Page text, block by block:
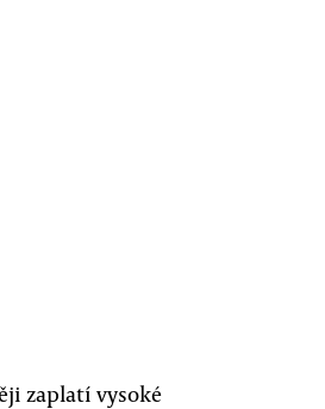
zaplatí vysoké